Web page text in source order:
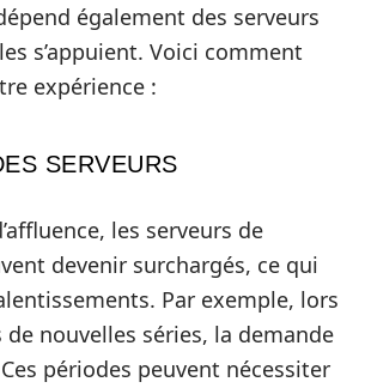
également des serveurs
s’appuient. Voici comment
expérience :
SERVEURS
les serveurs de
devenir surchargés, ce qui
Par exemple, lors
nouvelles séries, la demande
périodes peuvent nécessiter